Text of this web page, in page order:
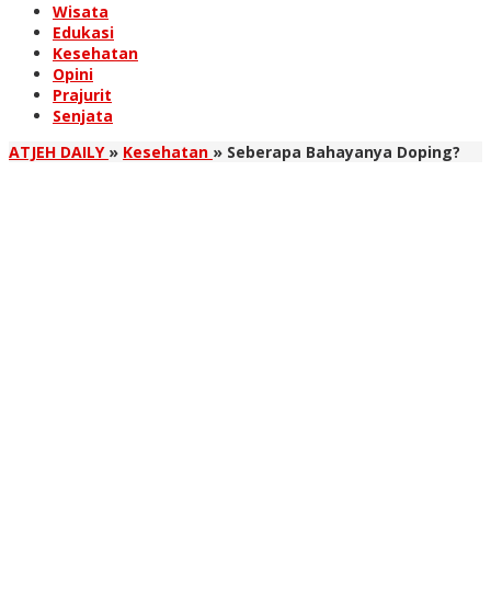
Wisata
Edukasi
Kesehatan
Opini
Prajurit
Senjata
ATJEH DAILY » Kesehatan » Seberapa Bahayanya Doping?